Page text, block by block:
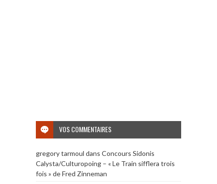
VOS COMMENTAIRES
gregory tarmoul dans Concours Sidonis
Calysta/Culturopoing – « Le Train sifflera trois
fois » de Fred Zinneman